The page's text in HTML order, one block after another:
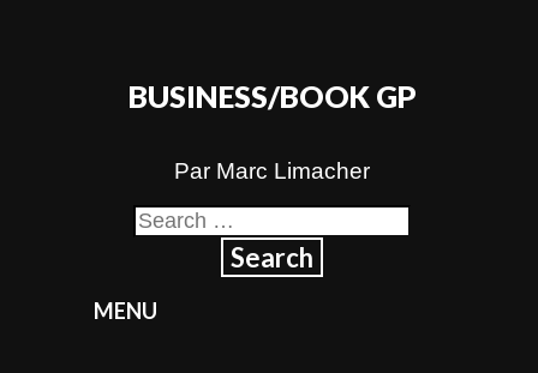
BUSINESS/BOOK GP
Par Marc Limacher
Search
for:
MENU